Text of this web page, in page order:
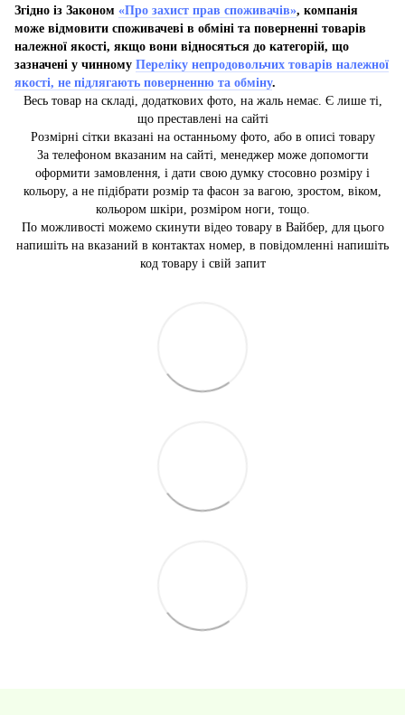
Згідно із Законом «Про захист прав споживачів», компанія
може відмовити споживачеві в обміні та поверненні товарів
належної якості, якщо вони відносяться до категорій, що
зазначені у чинному Переліку непродовольчих товарів належної
якості, не підлягають поверненню та обміну.
Весь товар на складі, додаткових фото, на жаль немає. Є лише ті,
що преставлені на сайті
Розмірні сітки вказані на останньому фото, або в описі товару
За телефоном вказаним на сайті, менеджер може допомогти
оформити замовлення, і дати свою думку стосовно розміру і
кольору, а не підібрати розмір та фасон за вагою, зростом, віком,
кольором шкіри, розміром ноги, тощо.
По можливості можемо скинути відео товару в Вайбер, для цього
напишіть на вказаний в контактах номер, в повідомленні напишіть
код товару і свій запит